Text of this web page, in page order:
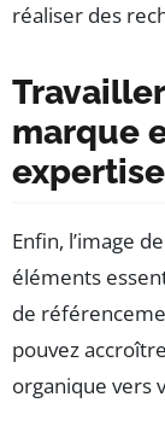
réaliser des
marque
expertise
Enfin, l’image
éléments
de
pouvez
organique vers